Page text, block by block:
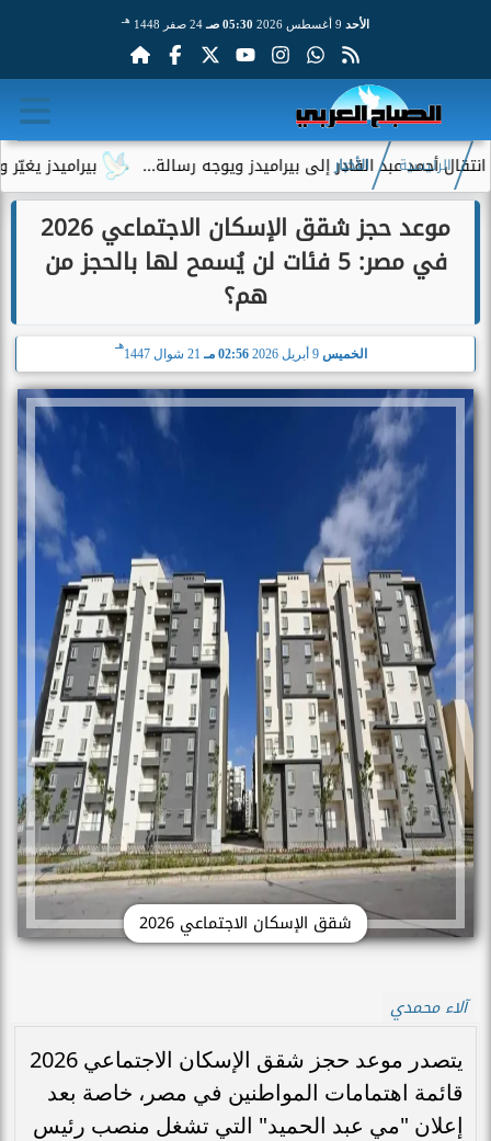
الأحد 05:30 صـ 24 صفر 1448 هـ
بيراميدز يغيّر وجهته القادر إلى بيراميدز ويوجه رسالة...
الرئيسية الأخبار
موعد حجز شقق الإسكان الاجتماعي 2026
في مصر: 5 فئات لن يُسمح لها بالحجز من
هم؟
الخميس 02:56 مـ 21 شوال 1447
هـ
شقق الإسكان الاجتماعي 2026
آلاء محمدي
يتصدر موعد حجز شقق الإسكان الاجتماعي 2026
قائمة اهتمامات المواطنين في مصر، خاصة بعد
إعلان "مي عبد الحميد" التي تشغل منصب رئيس